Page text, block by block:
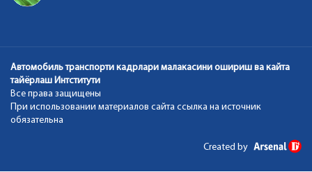
Автомобиль транспорти кадрлари малакасини ошириш ва кайта
тайёрлаш Интститути
Все права защищены
При использовании материалов сайта ссылка на источник
обязательна
Created by